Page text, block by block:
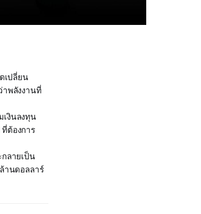
เปลี่ยน
าพลังงานที่
เงินลงทุน
ต้องการ
ลายเป็น
านดอลลาร์